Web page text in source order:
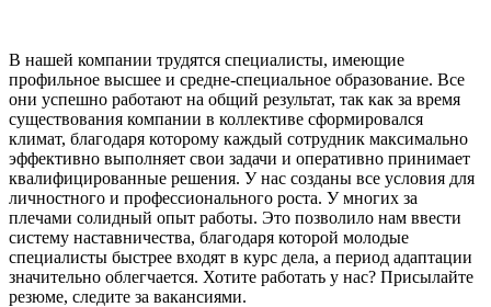
В нашей компании трудятся специалисты, имеющие
профильное высшее и средне-специальное образование. Все
они успешно работают на общий результат, так как за время
существования компании в коллективе сформировался
климат, благодаря которому каждый сотрудник максимально
эффективно выполняет свои задачи и оперативно принимает
квалифицированные решения. У нас созданы все условия для
личностного и профессионального роста. У многих за
плечами солидный опыт работы. Это позволило нам ввести
систему наставничества, благодаря которой молодые
специалисты быстрее входят в курс дела, а период адаптации
значительно облегчается. Хотите работать у нас? Присылайте
резюме, следите за вакансиями.